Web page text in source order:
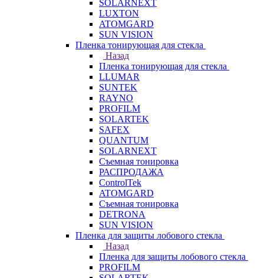
SOLARNEXT
LUXTON
ATOMGARD
SUN VISION
Пленка тонирующая для стекла
Назад
Пленка тонирующая для стекла
LLUMAR
SUNTEK
RAYNO
PROFILM
SOLARTEK
SAFEX
QUANTUM
SOLARNEXT
Съемная тонировка
РАСПРОДАЖА
ControlTek
ATOMGARD
Съемная тонировка
DETRONA
SUN VISION
Пленка для защиты лобового стекла
Назад
Пленка для защиты лобового стекла
PROFILM